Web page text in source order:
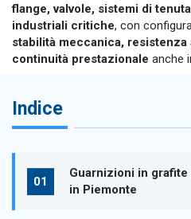
flange, valvole, sistemi di
industriali critiche, con
stabilità meccanica,
continuità prestazionale anche
Indice
Guarnizioni in
in Piemonte